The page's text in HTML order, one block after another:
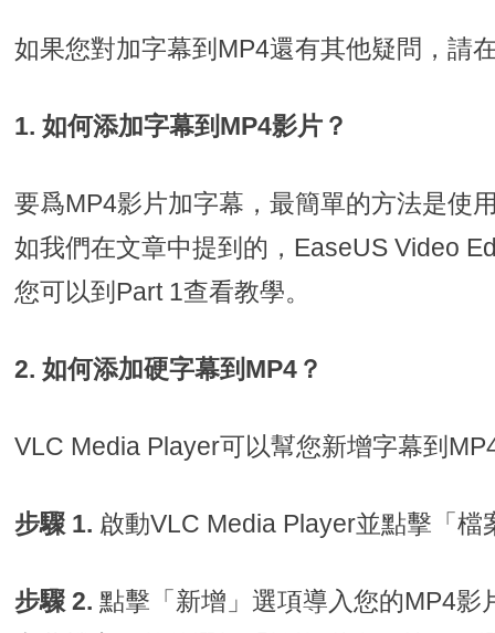
如果您對加字幕到MP4還有其他疑問，請
1. 如何添加字幕到MP4影片？
要爲MP4影片加字幕，最簡單的方法是使
如我們在文章中提到的，EaseUS Video
您可以到Part 1查看教學。
2. 如何添加硬字幕到MP4？
VLC Media Player可以幫您新增字幕到
步驟 1. 啟動VLC Media Player並點擊「檔
步驟 2.點擊「新增」選項導入您的MP4影